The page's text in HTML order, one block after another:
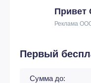
Привет
Реклама
Первый
Сумма до: